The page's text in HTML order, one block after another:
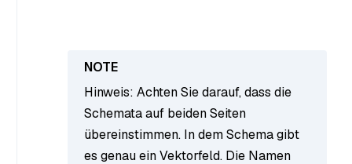
Hinweis: Achten Sie darauf, dass die
Schemata auf beiden Seiten
übereinstimmen. In dem Schema gibt
es genau ein Vektorfeld. Die Namen